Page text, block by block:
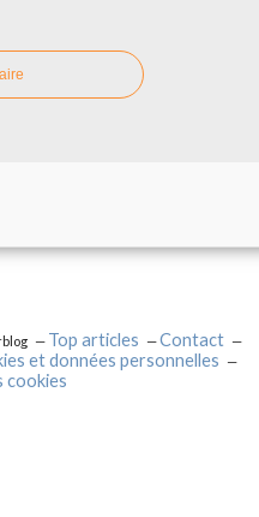
Top articles
Contact
et données personnelles
cookies